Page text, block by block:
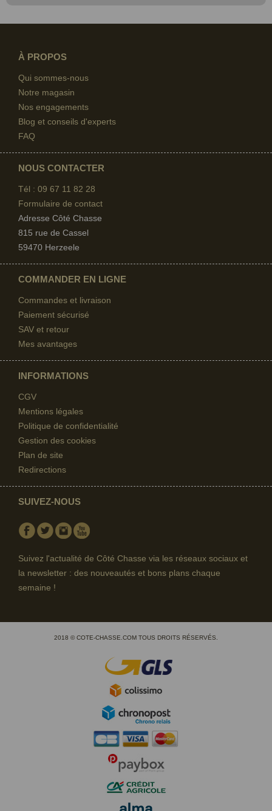
À PROPOS
Qui sommes-nous
Notre magasin
Nos engagements
Blog et conseils d'experts
FAQ
NOUS CONTACTER
Tél : 09 67 11 82 28
Formulaire de contact
Adresse Côté Chasse
815 rue de Cassel
59470 Herzeele
COMMANDER EN LIGNE
Commandes et livraison
Paiement sécurisé
SAV et retour
Mes avantages
INFORMATIONS
CGV
Mentions légales
Politique de confidentialité
Gestion des cookies
Plan de site
Redirections
SUIVEZ-NOUS
Facebook
TwitterInstagram
Suivez l'actualité de Côté Chasse via les réseaux sociaux et
la newsletter : des nouveautés et bons plans chaque
semaine !
2018 © COTE-CHASSE.COM TOUS DROITS RÉSERVÉS.